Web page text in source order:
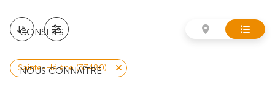
CONSEILS
NOUS CONNAÎTRE
Sainte-Hélène (33480)